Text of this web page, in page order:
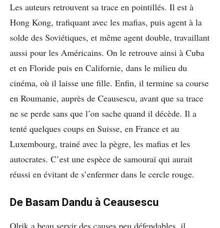
Les auteurs retrouvent sa trace en pointillés. Il est à
Hong Kong, trafiquant avec les mafias, puis agent à la
solde des Soviétiques, et même agent double, travaillant
aussi pour les Américains. On le retrouve ainsi à Cuba
et en Floride puis en Californie, dans le milieu du
cinéma, où il laisse une fille. Enfin, il termine sa course
en Roumanie, auprès de Ceausescu, avant que sa trace
ne se perde sans que l’on sache quand il décède. Il a
tenté quelques coups en Suisse, en France et au
Luxembourg, trainé avec la pègre, les mafias et les
autocrates. C’est une espèce de samouraï qui aurait
réussi en évitant de s’enfermer dans le cercle rouge.
De Basam Dandu à Ceausescu
Olrik a beau servir des causes peu défendables, il